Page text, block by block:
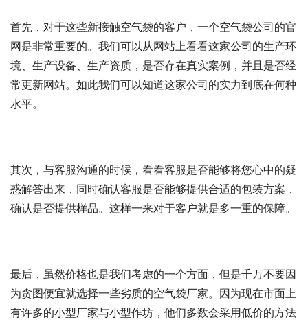
首先，对于这些新接触空气袋的客户，一个空气袋公司的官
网是非常重要的。我们可以从网站上看看这家公司的生产环
境、生产设备、生产资质，是否存在真实案例，并且是否经
常更新网站。如此我们可以知道这家公司的实力到底在何种
水平。
其次，与客服沟通的时候，看看客服是否能够将您心中的疑
惑解答出来，同时确认客服是否能够提供合适的包装方案，
确认是否提供样品。这样一来对于客户就是多一重的保障。
最后，虽然价格也是我们考虑的一个方面，但是千万不要因
为贪图便宜就选择一些劣质的空气袋厂家。因为现在市面上
有许多的小型厂家与小型作坊，他们多数会采用低价的方法